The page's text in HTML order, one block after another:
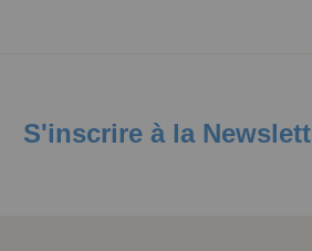
S'inscrire à la